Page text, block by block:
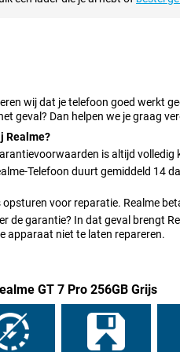
over een razendsnelle processor,
voor prachtige foto’s
GT 7 Pro leggen elk moment vast in
of een spontane selfie,
haal je het maximale
en werk
gebruikt voor entertainment, werk
een groot scherm en
ontspanning als productiviteit.
wij dat je telefoon goed werkt
geval? Dan helpen we je graag
Realme?
is altijd volledig
Telefoon duurt gemiddeld 14
voor reparatie. Realme
de garantie? In dat geval brengt
apparaat niet te laten repareren.
GT 7 Pro 256GB Grijs